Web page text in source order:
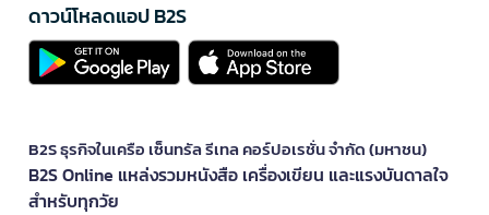
ดาวน์โหลดแอป B2S
B2S ธุรกิจในเครือ เซ็นทรัล รีเทล คอร์ปอเรชั่น จำกัด (มหาชน)
B2S Online แหล่งรวมหนังสือ เครื่องเขียน และแรงบันดาลใจ
สำหรับทุกวัย